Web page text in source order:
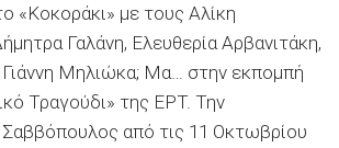
«Κοκοράκι» με τους Αλίκη
Γαλάνη, Ελευθερία Αρβανιτάκη,
Γιάννη Μηλιώκα; Μα… στην εκπομπή
Τραγούδι» της EΡT. Την
από τις 11 Οκτωβρίου